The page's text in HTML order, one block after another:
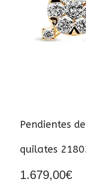
Pendientes
quilates
1.679,00€